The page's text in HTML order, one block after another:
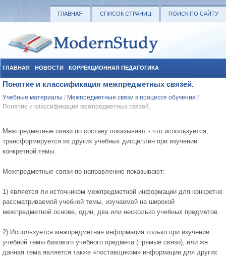
ГЛАВНАЯ СПИСОК СТРАНИЦ ПОИСК ПО САЙТУ
ГЛАВНАЯ НОВОСТИ КОРРЕКЦИОННАЯ ПЕДАГОГИКА
СОЦИАЛЬНАЯ ПЕДАГОГИКА УЧЕБНЫЕ МАТЕРИАЛЫ
Понятие и классификация межпредметных связей.
Учебные материалы / Межпредметные связи в процессе обучения /
Понятие и классификация межпредметных связей.
Межпредметные связи по составу показывают - что используется,
трансформируется из других учебных дисциплин при изучении
конкретной темы.
Межпредметные связи по направлению показывают:
1) является ли источником межпредметной информации для конкретно
рассматриваемой учебной темы, изучаемой на широкой
межпредметной основе, один, два или несколько учебных предметов.
2) Используется межпредметная информация только при изучении
учебной темы базового учебного предмета (прямые связи), или же
данная тема является также «поставщиком» информации для других